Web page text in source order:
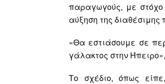
παραγωγούς, με στόχο
αύξηση της διαθέσιμης
«Θα εστιάσουμε σε
γάλακτος στην
Το σχέδιο, όπως